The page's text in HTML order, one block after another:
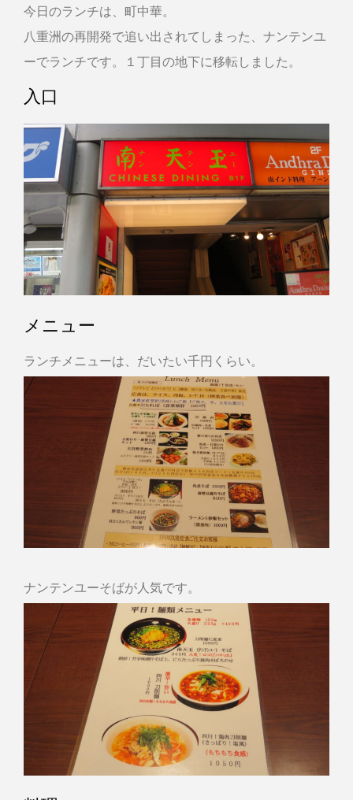
今日のランチは、町中華。
八重洲の再開発で追い出されてしまった、ナンテンユ
ーでランチです。１丁目の地下に移転しました。
入口
メニュー
ランチメニューは、だいたい千円くらい。
ナンテンユーそばが人気です。